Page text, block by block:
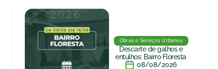
Obras e Serviços Urbanos
Descarte de galhos e
entulhos: Bairro Floresta
08/08/2026